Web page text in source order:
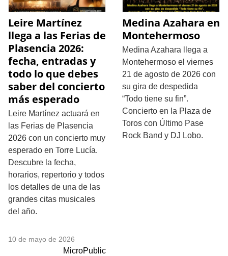
Leire Martínez
llega a las Ferias de
Plasencia 2026:
fecha, entradas y
todo lo que debes
saber del concierto
más esperado
Leire Martínez actuará en
las Ferias de Plasencia
2026 con un concierto muy
esperado en Torre Lucía.
Descubre la fecha,
horarios, repertorio y todos
los detalles de una de las
grandes citas musicales
del año.
Medina Azahara en
Montehermoso
Medina Azahara llega a
Montehermoso el viernes
21 de agosto de 2026 con
su gira de despedida
“Todo tiene su fin”.
Concierto en la Plaza de
Toros con Último Pase
Rock Band y DJ Lobo.
10 de mayo de 2026
MicroPublic